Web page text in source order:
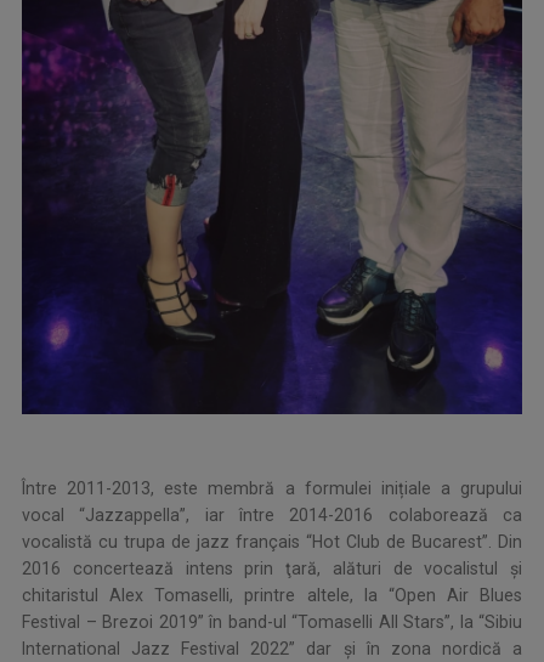
Între 2011-2013, este membră a formulei inițiale a grupului
vocal “Jazzappella”, iar între 2014-2016 colaborează ca
vocalistă cu trupa de jazz français “Hot Club de Bucarest”. Din
2016 concertează intens prin ţară, alături de vocalistul şi
chitaristul Alex Tomaselli, printre altele, la “Open Air Blues
Festival – Brezoi 2019” în band-ul “Tomaselli All Stars”, la “Sibiu
International Jazz Festival 2022” dar şi în zona nordică a